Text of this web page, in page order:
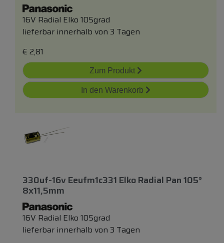
16V Radial Elko 105grad
lieferbar innerhalb von 3 Tagen
€ 2,81
Zum Produkt
In den Warenkorb
330uf-16v Eeufm1c331 Elko Radial Pan 105°
8x11,5mm
16V Radial Elko 105grad
lieferbar innerhalb von 3 Tagen